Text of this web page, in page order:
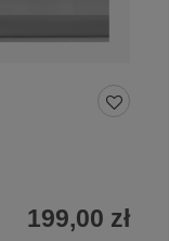
199,00 zł